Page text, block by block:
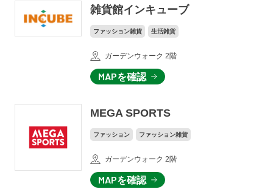
雑貨館インキューブ
ファッション雑貨 生活雑貨
ガーデンウォーク 2階
MAPを確認
MEGA SPORTS
ファッション ファッション雑貨
ガーデンウォーク 2階
MAPを確認